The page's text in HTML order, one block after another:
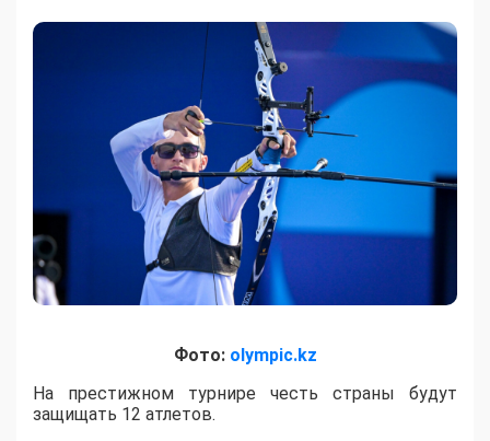
Фото: olympic.kz
На престижном турнире честь страны будут
защищать 12 атлетов.